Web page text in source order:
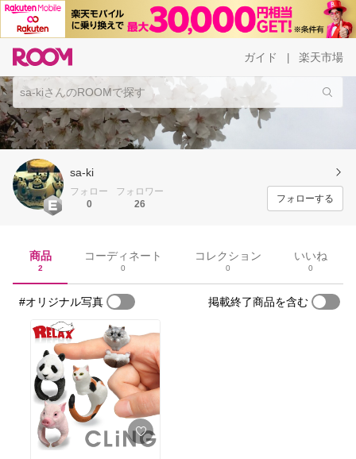
ガイド 楽天市場
sa-ki
フォロー
0
フォロワー
26
フォローする
商品
2
コーディネート
0
コレクション
0
いいね
0
#オリジナル写真 掲載終了商品を含む